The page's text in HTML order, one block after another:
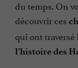
du temps. On
découvrir ces
qui ont traversé
l’histoire des